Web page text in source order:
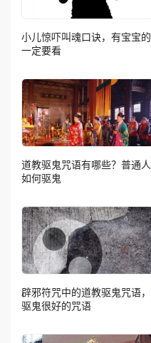
小儿惊吓叫魂口诀，有宝宝的
一定要看
道教驱鬼咒语有哪些？普通人
如何驱鬼
辟邪符咒中的道教驱鬼咒语，
驱鬼很好的咒语